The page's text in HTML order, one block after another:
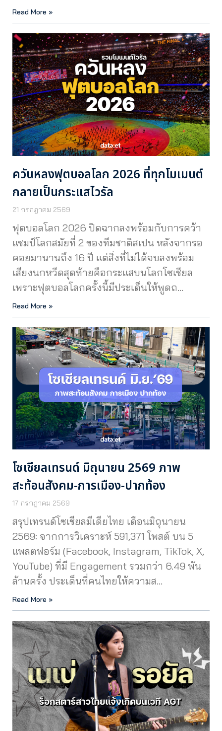
Read More »
ควันหลงฟุตบอลโลก 2026 ที่ทุกโมเมนต์
กลายเป็นกระแสไวรัล
21 กรกฎาคม 2569
ฟุตบอลโลก 2026 ปิดฉากลงพร้อมกับการคว้า
แชมป์โลกสมัยที่ 2 ของทีมชาติสเปน หลังจากรอ
คอยมานานถึง 16 ปี แต่สิ่งที่ไม่ได้จบลงพร้อม
เสียงนกหวีดสุดท้ายคือกระแสบนโลกโซเชียล
เพราะฟุตบอลโลกครั้งนี้มีประเด็นให้พูดถ…
Read More »
โซเชียลเทรนด์ มิถุนายน 2569 ภาพ
สะท้อนสังคม-การเมือง-ปากท้อง
17 กรกฎาคม 2569
สรุปเทรนด์โซเชียลมีเดียไทย เดือนมิถุนายน
2569: จากการวิเคราะห์ 591,371 โพสต์ บน 5
แพลตฟอร์ม (Facebook, Instagram, TikTok, X,
YouTube) ที่มี Engagement รวมกว่า 6.49 พัน
ล้านครั้ง ประเด็นที่คนไทยให้ความส…
Read More »